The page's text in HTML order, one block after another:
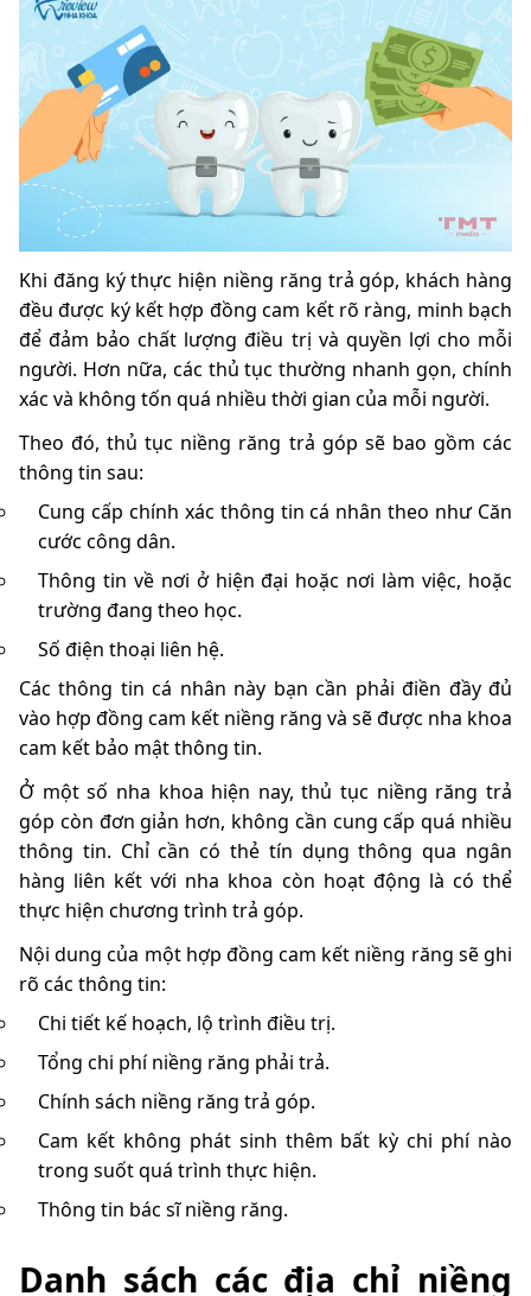
Khi đăng ký thực hiện niềng răng trả góp, khách hàng
đều được ký kết hợp đồng cam kết rõ ràng, minh bạch
để đảm bảo chất lượng điều trị và quyền lợi cho mỗi
người. Hơn nữa, các thủ tục thường nhanh gọn, chính
xác và không tốn quá nhiều thời gian của mỗi người.
Theo đó, thủ tục niềng răng trả góp sẽ bao gồm các
thông tin sau:
Cung cấp chính xác thông tin cá nhân theo như Căn
cước công dân.
Thông tin về nơi ở hiện đại hoặc nơi làm việc, hoặc
trường đang theo học.
Số điện thoại liên hệ.
Các thông tin cá nhân này bạn cần phải điền đầy đủ
vào hợp đồng cam kết niềng răng và sẽ được nha khoa
cam kết bảo mật thông tin.
Ở một số nha khoa hiện nay, thủ tục niềng răng trả
góp còn đơn giản hơn, không cần cung cấp quá nhiều
thông tin. Chỉ cần có thẻ tín dụng thông qua ngân
hàng liên kết với nha khoa còn hoạt động là có thể
thực hiện chương trình trả góp.
Nội dung của một hợp đồng cam kết niềng răng sẽ ghi
rõ các thông tin:
Chi tiết kế hoạch, lộ trình điều trị.
Tổng chi phí niềng răng phải trả.
Chính sách niềng răng trả góp.
Cam kết không phát sinh thêm bất kỳ chi phí nào
trong suốt quá trình thực hiện.
Thông tin bác sĩ niềng răng.
Danh sách các địa chỉ niềng